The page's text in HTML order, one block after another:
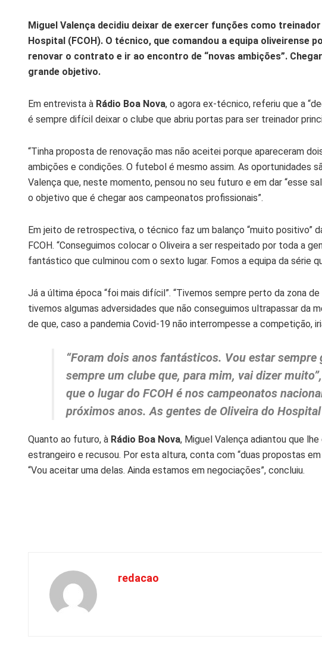
Miguel Valença decidiu deixar de exercer funções como
Hospital (FCOH). O técnico, que comandou a equipa oliveirense
renovar o contrato e ir ao encontro de “novas ambições”.
grande objetivo.
Em entrevista à Rádio Boa Nova, o agora ex-técnico, referiu que a
é sempre difícil deixar o clube que abriu portas para ser treinador
“Tinha proposta de renovação mas não aceitei porque apareceram
ambições e condições. O futebol é mesmo assim. As oportunidades
Valença que, neste momento, pensou no seu futuro e em dar “esse
o objetivo que é chegar aos campeonatos profissionais”.
Em jeito de retrospectiva, o técnico faz um balanço “muito positivo”
FCOH. “Conseguimos colocar o Oliveira a ser respeitado por toda a
fantástico que culminou com o sexto lugar. Fomos a equipa da série
Já a última época “foi mais difícil”. “Tivemos sempre perto da zona
tivemos algumas adversidades que não conseguimos ultrapassar da
de que, caso a pandemia Covid-19 não interrompesse a competição,
“Foram dois anos fantásticos. Vou estar
sempre um clube que, para mim, vai dizer
que o lugar do FCOH é nos campeonatos
próximos anos. As gentes de Oliveira do
Quanto ao futuro, à Rádio Boa Nova, Miguel Valença adiantou que
estrangeiro e recusou. Por esta altura, conta com “duas propostas
“Vou aceitar uma delas. Ainda estamos em negociações”, concluiu.
redacao